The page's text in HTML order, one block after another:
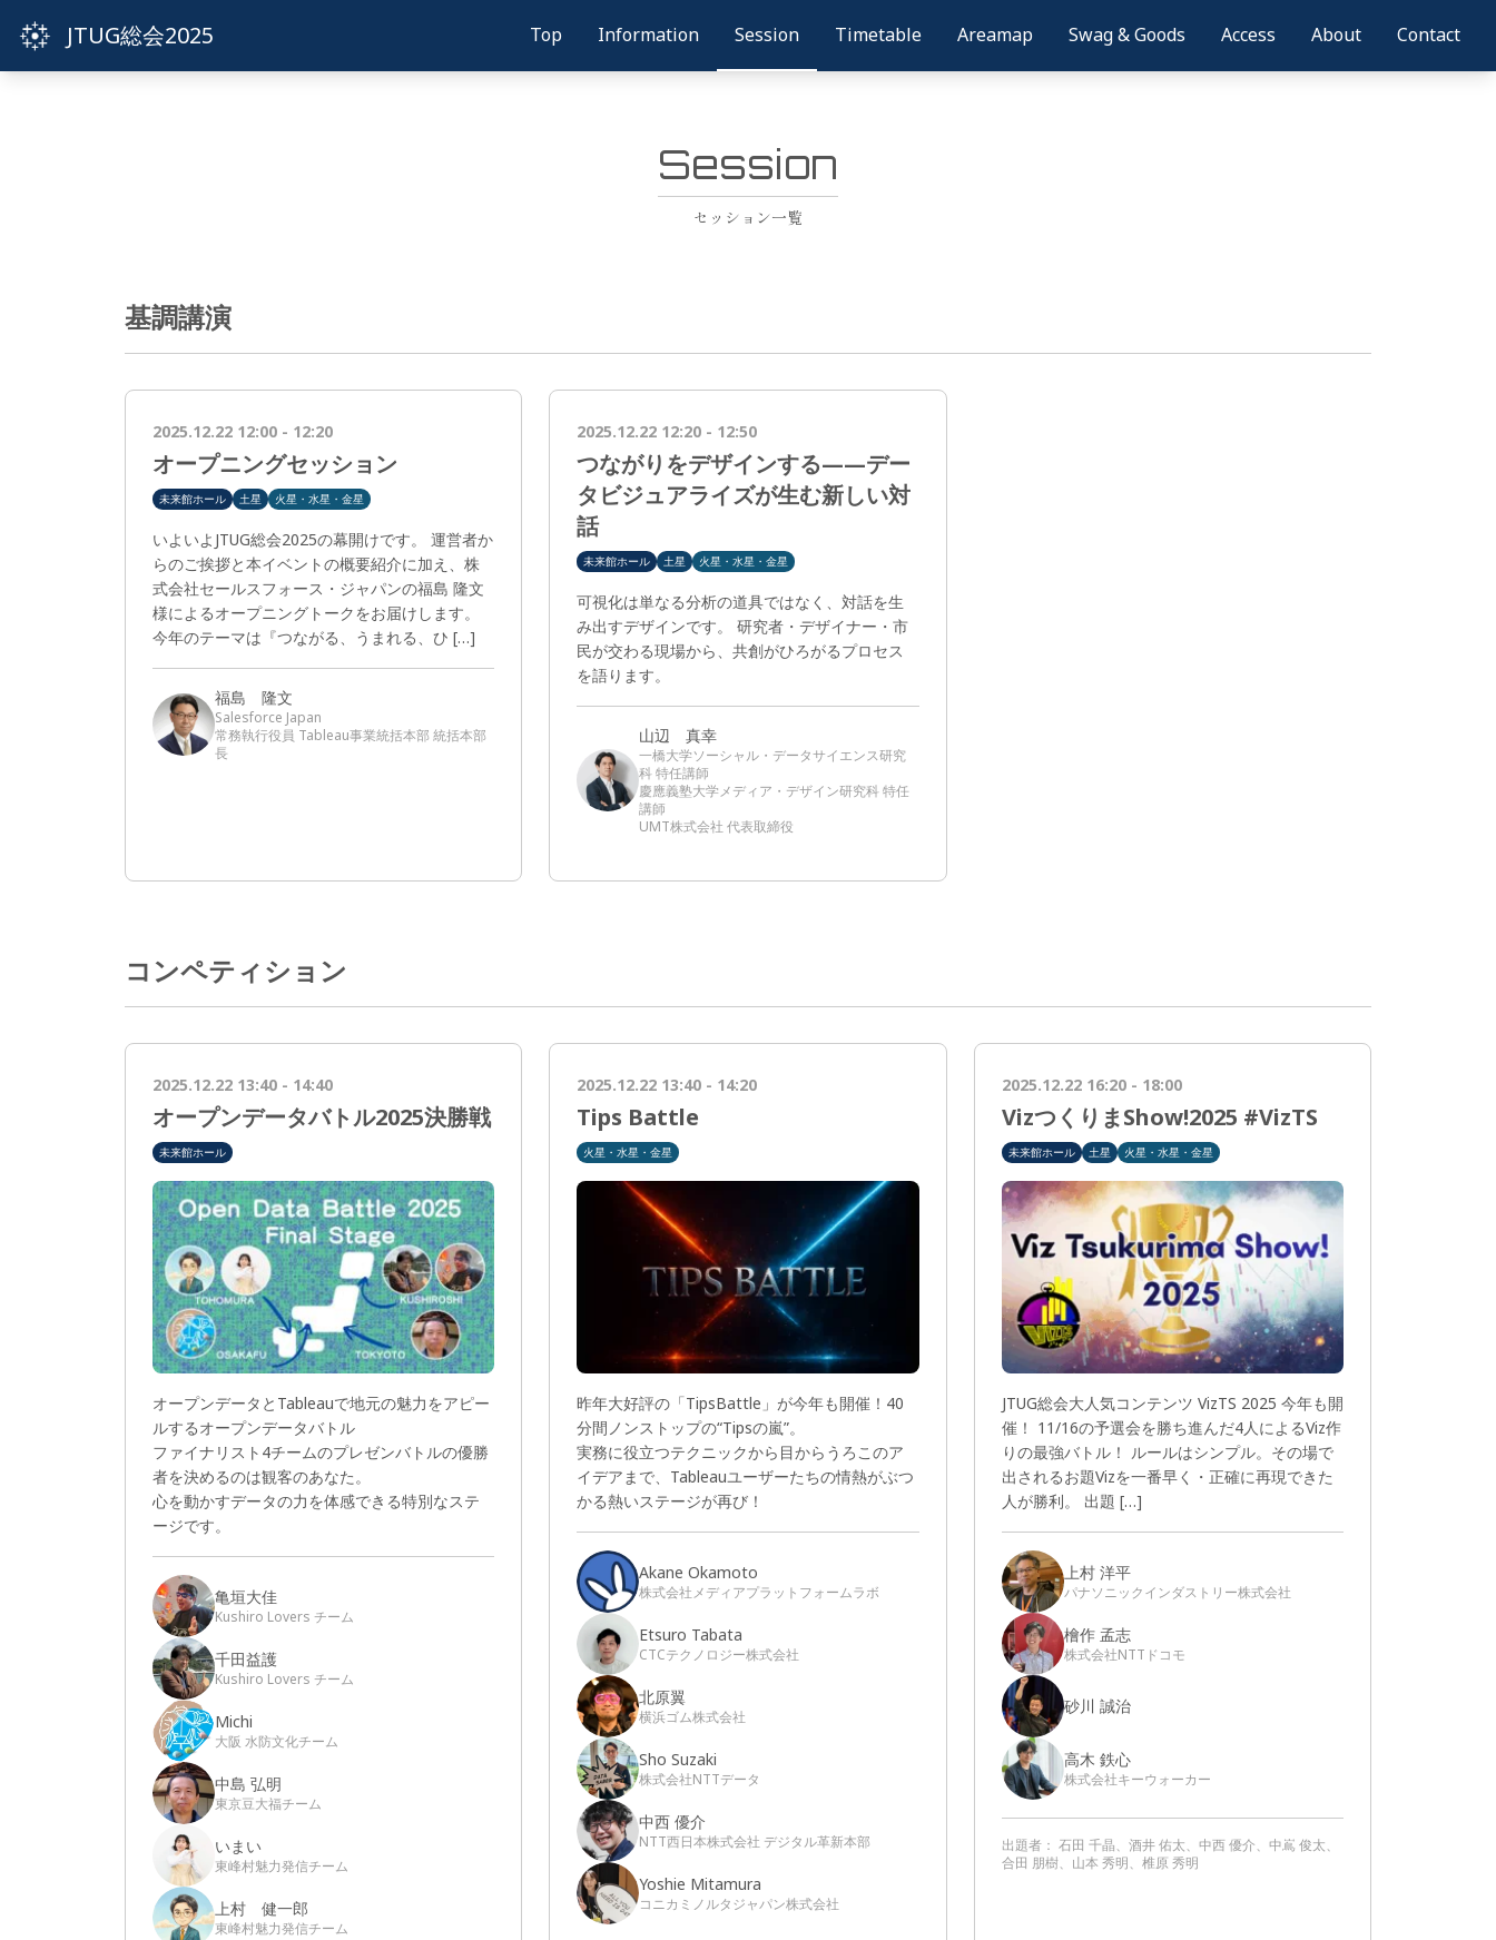
JTUG総会2025 Top Information Session Timetable Areamap Swag & Goods Access About Contact
Session
セッション一覧
基調講演
2025.12.22 12:00 - 12:20
オープニングセッション
未来館ホール 土星 火星・水星・金星
いよいよJTUG総会2025の幕開けです。 運営者か
らのご挨拶と本イベントの概要紹介に加え、株
式会社セールスフォース・ジャパンの福島 隆文
様によるオープニングトークをお届けします。
今年のテーマは『つながる、うまれる、ひ […]
福島 隆文
Salesforce Japan
常務執行役員 Tableau事業統括本部 統括本部
長
2025.12.22 12:20 - 12:50
つながりをデザインする——デー
タビジュアライズが生む新しい対
話
未来館ホール 土星 火星・水星・金星
可視化は単なる分析の道具ではなく、対話を生
み出すデザインです。 研究者・デザイナー・市
民が交わる現場から、共創がひろがるプロセス
を語ります。
山辺 真幸
一橋大学ソーシャル・データサイエンス研究
科 特任講師
慶應義塾大学メディア・デザイン研究科 特任
講師
UMT株式会社 代表取締役
コンペティション
2025.12.22 13:40 - 14:40
オープンデータバトル2025決勝戦
未来館ホール
オープンデータとTableauで地元の魅力をアピー
ルするオープンデータバトル
ファイナリスト4チームのプレゼンバトルの優勝
者を決めるのは観客のあなた。
心を動かすデータの力を体感できる特別なステ
ージです。
亀垣大佳
Kushiro Lovers チーム
千田益護
Kushiro Lovers チーム
Michi
大阪 水防文化チーム
中島 弘明
東京豆大福チーム
いまい
東峰村魅力発信チーム
上村 健一郎
東峰村魅力発信チーム
2025.12.22 13:40 - 14:20
Tips Battle
火星・水星・金星
昨年大好評の「TipsBattle」が今年も開催！40
分間ノンストップの“Tipsの嵐”。
実務に役立つテクニックから目からうろこのア
イデアまで、Tableauユーザーたちの情熱がぶつ
かる熱いステージが再び！
Akane Okamoto
株式会社メディアプラットフォームラボ
Etsuro Tabata
CTCテクノロジー株式会社
北原翼
横浜ゴム株式会社
Sho Suzaki
株式会社NTTデータ
中西 優介
NTT西日本株式会社 デジタル革新本部
Yoshie Mitamura
コニカミノルタジャパン株式会社
2025.12.22 16:20 - 18:00
VizつくりまShow!2025 #VizTS
未来館ホール 土星 火星・水星・金星
JTUG総会大人気コンテンツ VizTS 2025 今年も開
催！ 11/16の予選会を勝ち進んだ4人によるViz作
りの最強バトル！ ルールはシンプル。その場で
出されるお題Vizを一番早く・正確に再現できた
人が勝利。 出題 […]
上村 洋平
パナソニックインダストリー株式会社
檜作 孟志
株式会社NTTドコモ
砂川 誠治
高木 鉄心
株式会社キーウォーカー
出題者： 石田 千晶、酒井 佑太、中西 優介、中嶌 俊太、
合田 朋樹、山本 秀明、椎原 秀明